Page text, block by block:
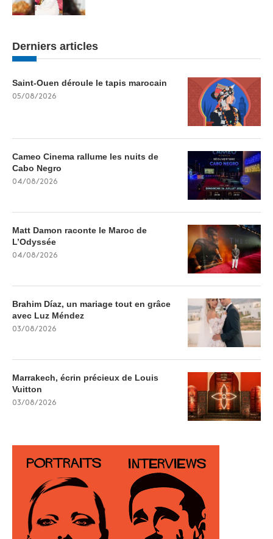
Derniers articles
Saint-Ouen déroule le tapis marocain
05/08/2026
Cameo Cinema rallume les nuits de
Cabo Negro
04/08/2026
Matt Damon raconte le Maroc de
L’Odyssée
04/08/2026
Brahim Díaz, un mariage tout en grâce
avec Luz Méndez
03/08/2026
Marrakech, écrin précieux de Louis
Vuitton
03/08/2026